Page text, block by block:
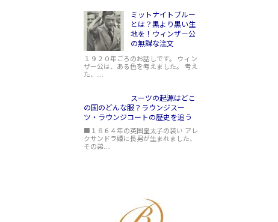
ミットナイトブルー
とは？黒より黒い生
地を！ウィンザー公
の無謀な注文
１９２０年ごろのお話しです。 ウィン
ザー公は、ある色を考えました。 考え
た、…
スーツの起源はどこ
の国のどんな服？ラウンジスー
ツ・ラウンジコートの歴史を追う
■１８６４年の英国皇太子の装い アレ
クサンドラ姫に長男が生まれました、
その弟…